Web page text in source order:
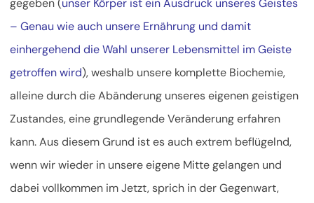
gegeben (unser Körper ist ein Ausdruck unseres Geistes
– Genau wie auch unsere Ernährung und damit
einhergehend die Wahl unserer Lebensmittel im Geiste
getroffen wird), weshalb unsere komplette Biochemie,
alleine durch die Abänderung unseres eigenen geistigen
Zustandes, eine grundlegende Veränderung erfahren
kann. Aus diesem Grund ist es auch extrem beflügelnd,
wenn wir wieder in unsere eigene Mitte gelangen und
dabei vollkommen im Jetzt, sprich in der Gegenwart,